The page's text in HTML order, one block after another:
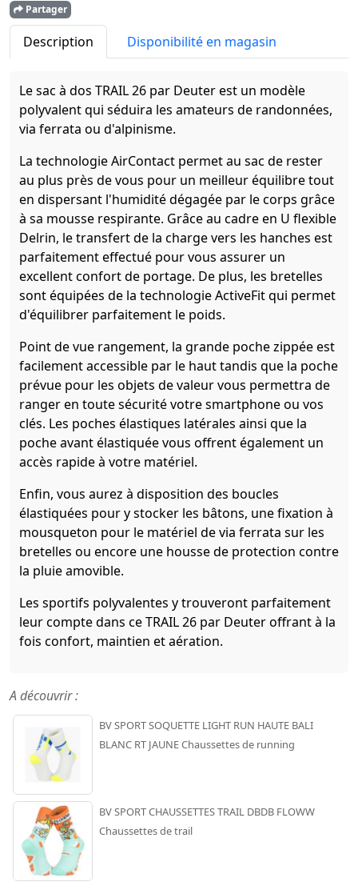
Partager
Description Disponibilité en magasin
Le sac à dos TRAIL 26 par Deuter est un modèle
polyvalent qui séduira les amateurs de randonnées,
via ferrata ou d'alpinisme.
La technologie AirContact permet au sac de rester
au plus près de vous pour un meilleur équilibre tout
en dispersant l'humidité dégagée par le corps grâce
à sa mousse respirante. Grâce au cadre en U flexible
Delrin, le transfert de la charge vers les hanches est
parfaitement effectué pour vous assurer un
excellent confort de portage. De plus, les bretelles
sont équipées de la technologie ActiveFit qui permet
d'équilibrer parfaitement le poids.
Point de vue rangement, la grande poche zippée est
facilement accessible par le haut tandis que la poche
prévue pour les objets de valeur vous permettra de
ranger en toute sécurité votre smartphone ou vos
clés. Les poches élastiques latérales ainsi que la
poche avant élastiquée vous offrent également un
accès rapide à votre matériel.
Enfin, vous aurez à disposition des boucles
élastiquées pour y stocker les bâtons, une fixation à
mousqueton pour le matériel de via ferrata sur les
bretelles ou encore une housse de protection contre
la pluie amovible.
Les sportifs polyvalentes y trouveront parfaitement
leur compte dans ce TRAIL 26 par Deuter offrant à la
fois confort, maintien et aération.
A découvrir :
BV SPORT SOQUETTE LIGHT RUN HAUTE BALI
BLANC RT JAUNE Chaussettes de running
BV SPORT CHAUSSETTES TRAIL DBDB FLOWW
Chaussettes de trail